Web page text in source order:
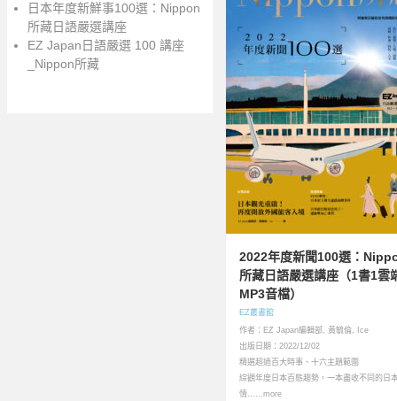
日本年度新鮮事100選：Nippon
所藏日語嚴選講座
EZ Japan日語嚴選 100 講座
_Nippon所藏
2022年度新聞100選：
所藏日語嚴選講座（1書1雲
MP3音檔）
EZ叢書館
作者：EZ Japan編輯部, 黃毓倫, Ice
出版日期：2022/12/02
精選超過百大時事、十六主題範圍
綜觀年度日本百態趨勢，一本盡收不同的日
情……more